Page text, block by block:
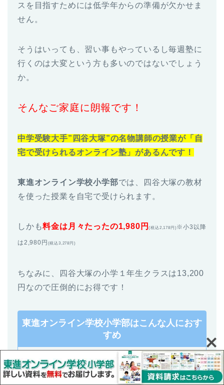
スを目指すためには低学年からの準備が欠かせま
せん。
そうはいっても、習い事もやっているし毎週塾に
行くのは大変という方も多いのではないでしょう
か。
そんなご家庭に朗報です！
中学受験大手”四谷大塚”の名物講師の授業が「自
宅で受けられるオンライン塾」があるんです！
東進オンライン学校小学部では、四谷大塚の教材
を使った授業を自宅で受けられます。
しかも料金は月々たったの1,980円(税込2,178円) ※小3以降
は2,980円 (税込3,278円)
ちなみに、四谷大塚の小学１年生クラスは13,200
円なので圧倒的にお得です！
東進オンライン学校小学部はこんな人におす
すめ
低学年のうちから中学受験準備をした
い